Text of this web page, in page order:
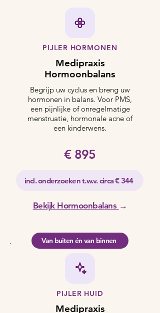
PIJLER HORMONEN
Medipraxis
Hormoonbalans
Begrijp uw cyclus en breng uw
hormonen in balans. Voor PMS,
een pijnlijke of onregelmatige
menstruatie, hormonale acne of
een kinderwens.
€ 895
incl. onderzoeken t.w.v. circa € 344
Bekijk Hormoonbalans →
PIJLER HUID
Medipraxis
Van buiten én van binnen